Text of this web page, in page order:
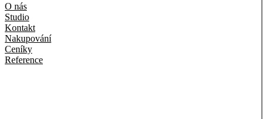
O nás
Studio
Kontakt
Nakupování
Ceníky
Reference